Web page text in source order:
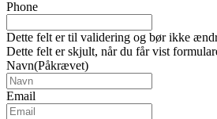
Phone
Dette felt er til validering og bør ikke
Dette felt er skjult, når du får vist
Navn(Påkrævet)
Email